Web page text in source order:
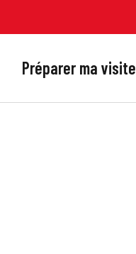
Préparer ma visite